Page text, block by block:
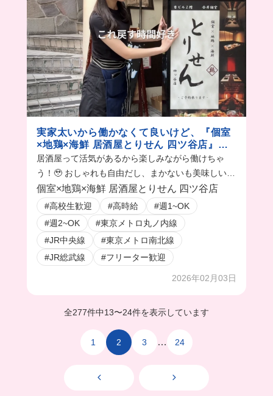
実家太いから働かなくて良いけど、『個室
×地鶏×海鮮 居酒屋とりせん 四ツ谷店』で
バイトしてる理由は...
居酒屋って活気があるから楽しみながら働けちゃ
う！🥹 おしゃれも自由だし、まかないも美味しい
し、同年代も多いから毎日happy⤴️ 楽しむために働
いてたら、お金もらえた(^^)
個室×地鶏×海鮮 居酒屋とりせん 四ツ谷店
#高校生歓迎 #高時給
#週1~OK
#週2~OK
#東京メトロ丸ノ内線
#JR中央線
#東京メトロ南北線
#JR総武線
#フリーター歓迎
2026年02月03日
全277件中13〜24件を表示しています
1 2 3 … 24